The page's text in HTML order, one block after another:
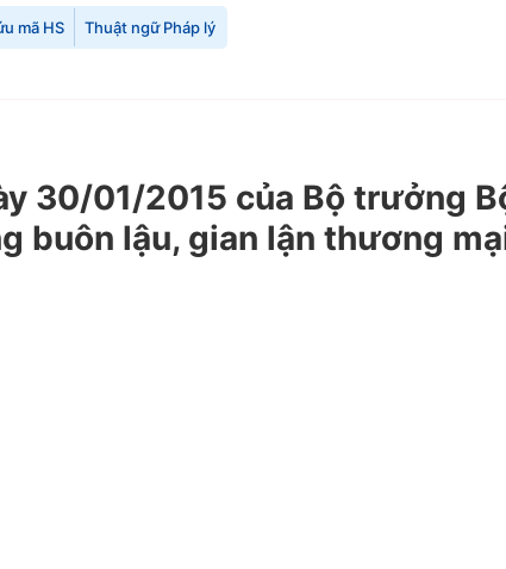
mã HS Thuật ngữ Pháp lý
30/01/2015 của Bộ trưởng
buôn lậu, gian lận thương